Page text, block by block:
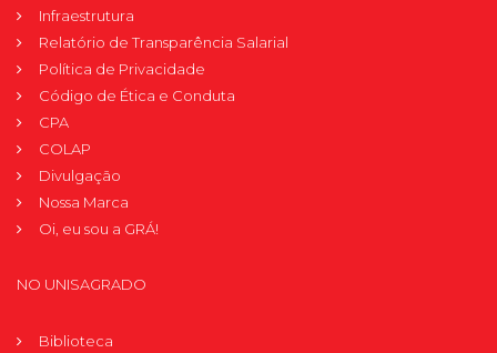
Infraestrutura
Relatório de Transparência Salarial
Política de Privacidade
Código de Ética e Conduta
CPA
COLAP
Divulgação
Nossa Marca
Oi, eu sou a GRÁ!
NO UNISAGRADO
Biblioteca